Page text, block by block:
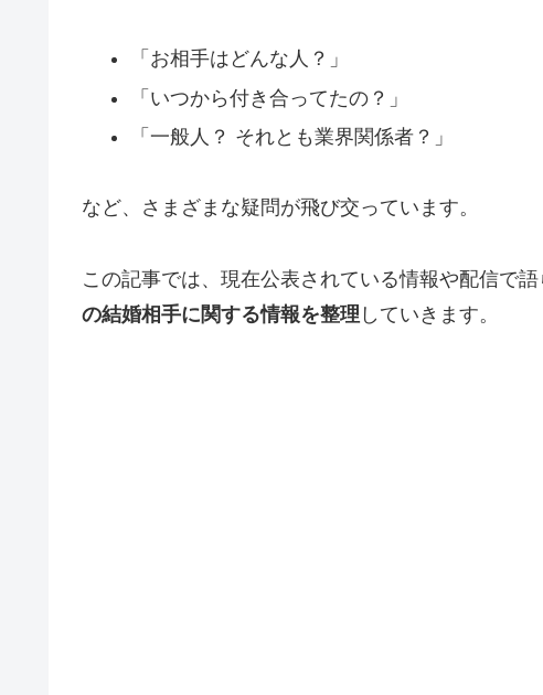
「お相手はどんな人？」
「いつから付き合ってたの？」
「一般人？ それとも業界関係者？」
など、さまざまな疑問が飛び交っています。
この記事では、現在公表されている情報や配信で
の結婚相手に関する情報を整理 していきます。